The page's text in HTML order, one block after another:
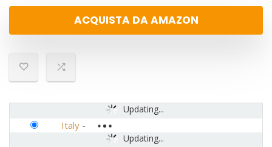
ACQUISTA DA AMAZON
Updating...
Updating...
Italy -